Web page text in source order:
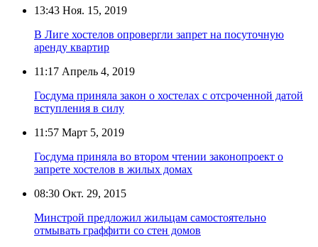
13:43 Ноя. 15, 2019
В Лиге хостелов опровергли запрет на посуточную
аренду квартир
11:17 Апрель 4, 2019
Госдума приняла закон о хостелах с отсроченной датой
вступления в силу
11:57 Март 5, 2019
Госдума приняла во втором чтении законопроект о
запрете хостелов в жилых домах
08:30 Окт. 29, 2015
Минстрой предложил жильцам самостоятельно
отмывать граффити со стен домов